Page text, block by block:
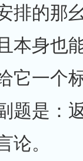
排的那
本身也
它一个
题是：
论。